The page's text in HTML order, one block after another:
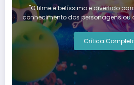
"O filme é belíssimo e divertido
conhecimento dos personagens ou
Crítica